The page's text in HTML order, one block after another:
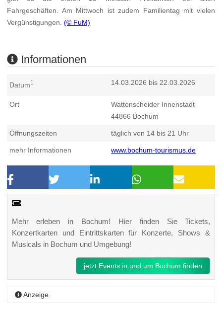
Fahrgeschäften. Am Mittwoch ist zudem Familientag mit vielen
Vergünstigungen.(© FuM)
Informationen
Datum1 14.03.2026 bis 22.03.2026
Ort
Wattenscheider Innenstadt
44866 Bochum
Öffnungszeiten täglich von 14 bis 21 Uhr
mehr Informationen www.bochum-tourismus.de
Mehr erleben in Bochum! Hier finden Sie Tickets,
Konzertkarten und Eintrittskarten für Konzerte, Shows &
Musicals in Bochum und Umgebung!
jetzt Events in und um Bochum finden
Anzeige